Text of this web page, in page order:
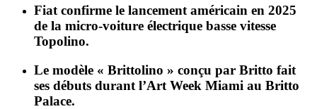
Fiat confirme le lancement américain en 2025
de la micro-voiture électrique basse vitesse
Topolino.
Le modèle « Brittolino » conçu par Britto fait
ses débuts durant l’Art Week Miami au Britto
Palace.